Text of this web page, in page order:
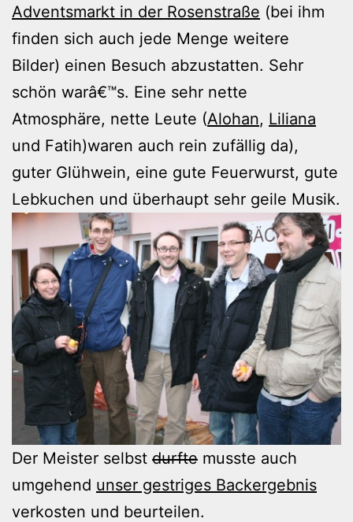
Adventsmarkt in der Rosenstraße (bei ihm
finden sich auch jede Menge weitere
Bilder) einen Besuch abzustatten. Sehr
schön warâ€™s. Eine sehr nette
Atmosphäre, nette Leute (Alohan, Liliana
und Fatih)waren auch rein zufällig da),
guter Glühwein, eine gute Feuerwurst, gute
Lebkuchen und überhaupt sehr geile Musik.
Der Meister selbst durfte musste auch
umgehend unser gestriges Backergebnis
verkosten und beurteilen.